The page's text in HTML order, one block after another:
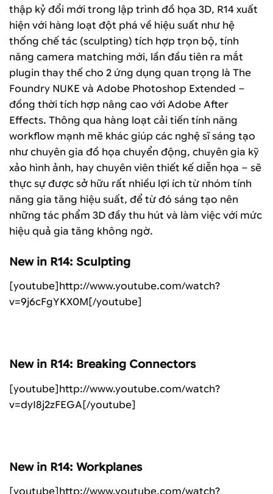
thập kỷ đổi mới trong lập trình đồ họa 3D, R14 xuất
hiện với hàng loạt đột phá về hiệu suất như hệ
thống chế tác (sculpting) tích hợp trọn bộ, tính
năng camera matching mới, lần đầu tiên ra mắt
plugin thay thế cho 2 ứng dụng quan trọng là The
Foundry NUKE và Adobe Photoshop Extended –
đồng thời tích hợp nâng cao với Adobe After
Effects. Thông qua hàng loạt cải tiến tính năng
workflow mạnh mẽ khác giúp các nghệ sĩ sáng tạo
như chuyên gia đồ họa chuyển động, chuyên gia kỹ
xảo hình ảnh, hay chuyên viên thiết kế diễn họa – sẽ
thực sự được sở hữu rất nhiều lợi ích từ nhóm tính
năng gia tăng hiệu suất, để từ đó sáng tạo nên
những tác phẩm 3D đầy thu hút và làm việc với mức
hiệu quả gia tăng không ngờ.
New in R14: Sculpting
[youtube]http://www.youtube.com/watch?
v=9j6cFgYKX0M[/youtube]
New in R14: Breaking Connectors
[youtube]http://www.youtube.com/watch?
v=dyI8j2zFEGA[/youtube]
New in R14: Workplanes
[youtube]http://www.youtube.com/watch?